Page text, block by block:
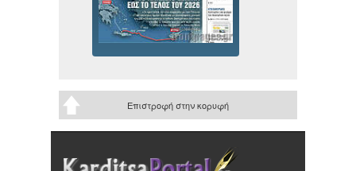
Επιστροφή στην κορυφή